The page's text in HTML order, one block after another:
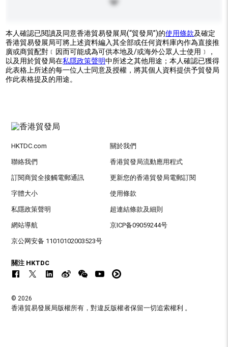
本人確認已閱讀及同意香港貿易發展局(“貿發局”)的使用條款及確定
香港貿易發展局可將上述資料編入其全部或任何資料庫內作為直接推
廣或商貿配對﹝因而可能成為可供本地及/或海外公眾人士使用﹞，
以及用於貿發局在私隱政策聲明中所述之其他用途；本人確認已獲得
此表格上所述的每一位人士同意及授權，將其個人資料提供予貿發局
作此表格提及的用途。
HKTDC.com 關於我們
聯絡我們 香港貿發局流動應用程式
訂閱商貿全接觸電郵通訊 更新您的香港貿發局電郵訂閱
字體大小 使用條款
私隱政策聲明 超連結條款及細則
網站導航 京ICP备09059244号
京公网安备 11010102003523号
關注 HKTDC
© 2026
香港貿易發展局版權所有，對違反版權者保留一切追索權利 。